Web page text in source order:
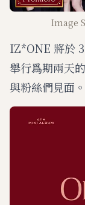
Image
IZ*ONE 將於
舉行爲期兩天
與粉絲們見面。